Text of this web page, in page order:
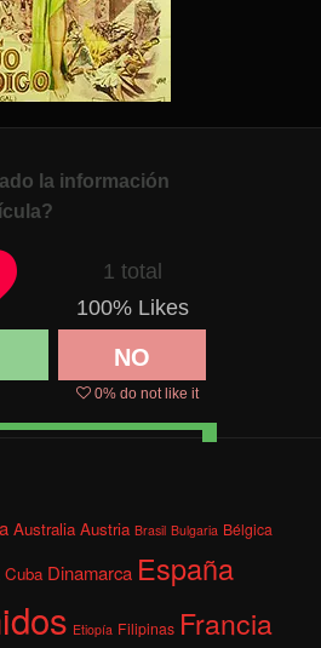
la información
1 total
100% Likes
NO
0% do not like it
Australia Austria Brasil Bulgaria Bélgica
Cuba Dinamarca España
Etiopía Filipinas Francia